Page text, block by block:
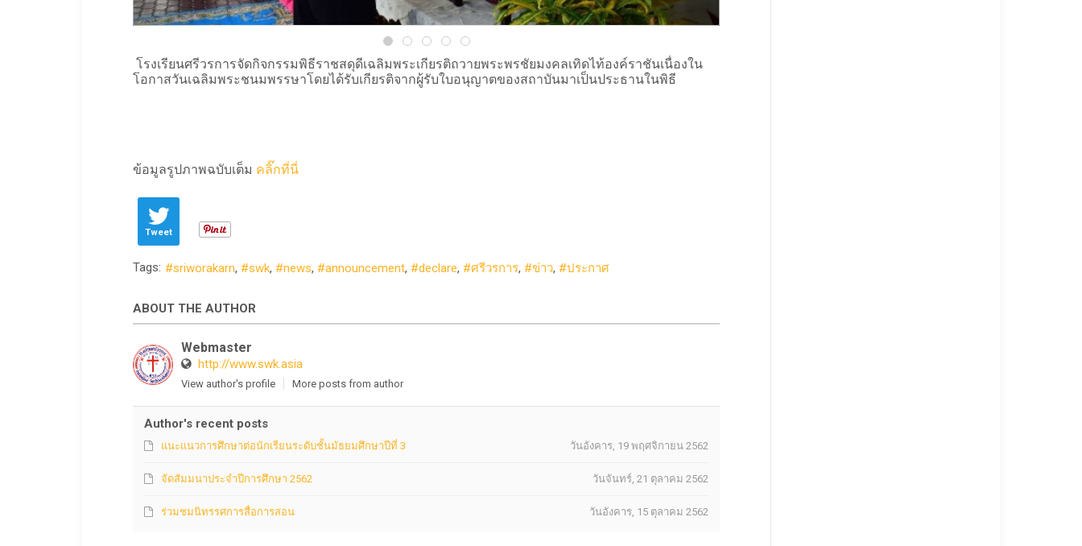
โรงเรียนศรีวรการจัดกิจกรรมพิธีราชสดุดีเฉลิมพระเกียรติถวายพระพรชัยมงคลเทิดไท้องค์ราชันเนื่องใน
โอกาสวันเฉลิมพระชนมพรรษาโดยได้รับเกียรติจากผู้รับใบอนุญาตของสถาบันมาเป็นประธานในพิธี
ข้อมูลรูปภาพฉบับเต็ม คลิ๊กที่นี่
Tweet
Tags: sriworakarn swk news announcement declare ศรีวรการ ข่าว ประกาศ
ABOUT THE AUTHOR
Webmaster
http://www.swk.asia
View author's profile More posts from author
Author's recent posts
วันอังคาร, 19 พฤศจิกายน 2562
แนะแนวการศึกษาต่อนักเรียนระดับชั้นมัธยมศึกษาปีที่ 3
วันจันทร์, 21 ตุลาคม 2562
จัดสัมมนาประจำปีการศึกษา 2562
วันอังคาร, 15 ตุลาคม 2562
ร่วมชมนิทรรศการสื่อการสอน